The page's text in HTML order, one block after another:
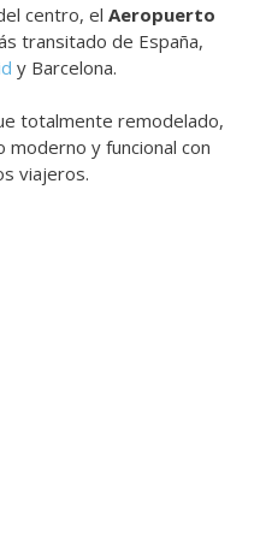
centro, el Aeropuerto
transitado de España,
y Barcelona.
totalmente remodelado,
moderno y funcional con
viajeros.